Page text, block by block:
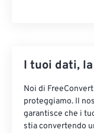
I tuoi dati,
Noi di
proteggiamo. Il
garantisce che i
stia convertendo